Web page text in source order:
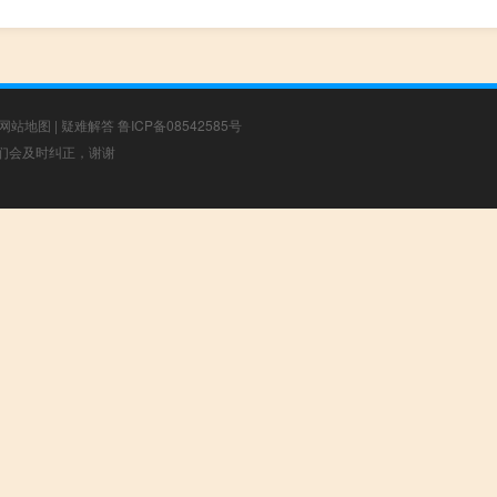
站地图 | 疑难解答 鲁ICP备08542585号
会及时纠正，谢谢